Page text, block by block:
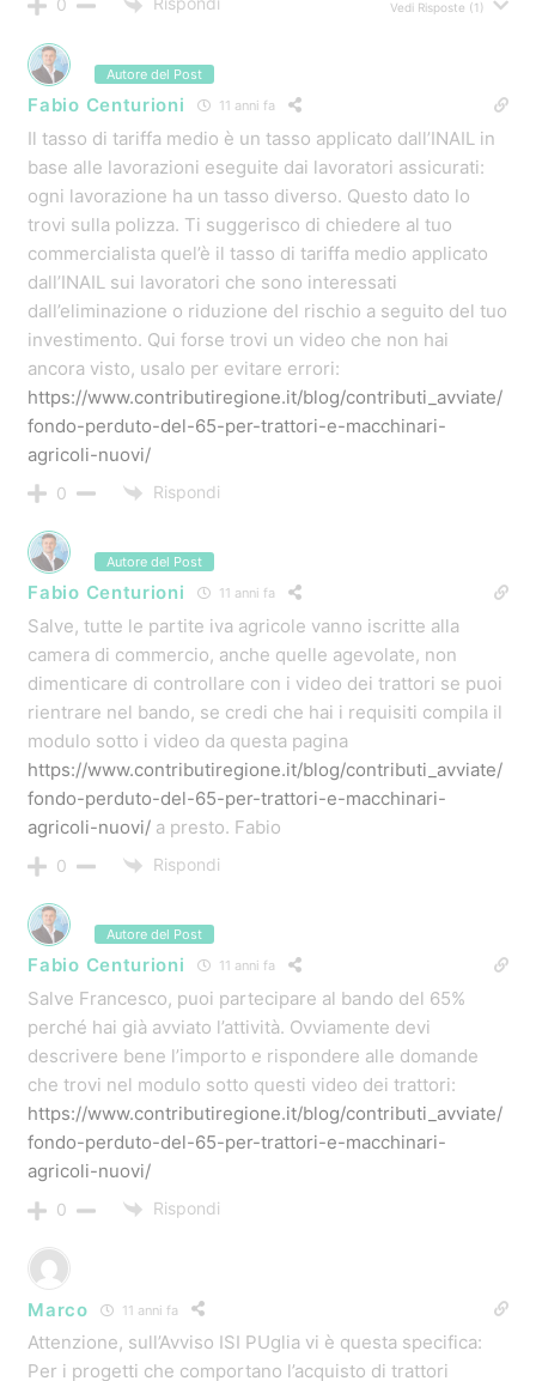
peppe 11 anni fa
e se effetuo un investimento di 20000 euro comunque
ho un contributo di 15000
0 Rispondi Vedi Risposte
peppe 11 anni fa
salve, ma il contributo vale anche per un irrigatore
semovente o una rotoballe grazie
0 Rispondi Vedi Risposte
carmelo
Un semplice privato e proprietario di 2 ettati di terreno
per l’acquisto di un trattore può rientrare nel contributo
sgevolato?
0 Rispondi Vedi Risposte
Federico 11 anni fa
Salve,
avrei una domanda da farvi: se accedo ai contributi inail
del 65% per prendere un nuovo trattore agricolo in
sostituzione di un vecchio Landini del 1969 , posso
tenere quest’ultimo come “macchina d’epoca” oppure le
possibilità restano comunque la vendita , la permuta o la
rottamazione del vecchio trattore?Grazie.
0 Rispondi Vedi Risposte(3)
lorenzetti roberto 11 anni fa
Sono un agricoltore se invece di comprare atrezzature
cambio il tetto della stalla in eternit ho comunque il 65%
del contributo? se si il contributo va sull intera somma
cioè smaltimento e ricopertura tetto ?grazie
0
angelo bubbo 11 anni fa